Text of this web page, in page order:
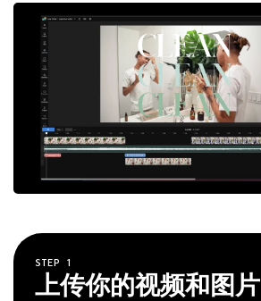
STEP 1
上传你的视频和图片